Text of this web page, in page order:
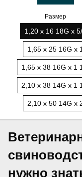
Размер
1,20 х 16 18G x
1,65 х 25 16G х 1
1,65 х 38 16G x 1
2,10 х 38 14G х 1
2,10 х 50 14G x
нужно